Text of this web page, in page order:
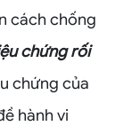
cách chống
chứng rối
chứng của
hành vi